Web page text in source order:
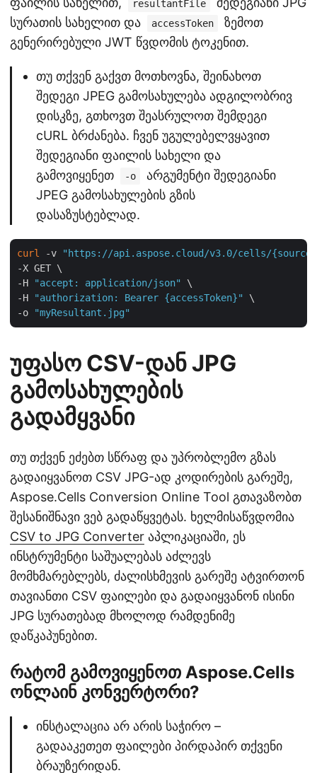
resultantFile
სურათის სახელით და
accessToken
ზემოთ
გენერირებული JWT წვდომის ტოკენით.
თუ თქვენ გაქვთ მოთხოვნა, შეინახოთ
შედეგი JPEG გამოსახულება ადგილობრივ
დისკზე, გთხოვთ შეასრულოთ შემდეგი
cURL ბრძანება. ჩვენ უგულებელვყავით
შედეგიანი ფაილის სახელი და
გამოვიყენეთ
-o
არგუმენტი შედეგიანი
JPEG გამოსახულების გზის
დასაზუსტებლად.
curl -v
"https://api.aspose.cloud/v3.0/cells/
-X GET \
-H
"accept: application/json"
\
-H
"authorization: Bearer {accessToken}"
\
-o
"myResultant.jpg"
უფასო CSV-დან JPG
გამოსახულების
გადამყვანი
თუ თქვენ ეძებთ სწრაფ და უპრობლემო გზას
გადაიყვანოთ CSV JPG-ად კოდირების გარეშე,
Aspose.Cells Conversion Online Tool გთავაზობთ
შესანიშნავი ვებ გადაწყვეტას. ხელმისაწვდომია
CSV to JPG Converter აპლიკაციაში, ეს
ინსტრუმენტი საშუალებას აძლევს
მომხმარებლებს, ძალისხმევის გარეშე ატვირთონ
თავიანთი CSV ფაილები და გადაიყვანონ ისინი
JPG სურათებად მხოლოდ რამდენიმე
დაწკაპუნებით.
რატომ გამოვიყენოთ Aspose.Cells
ონლაინ კონვერტორი?
ინსტალაცია არ არის საჭირო –
გადააკეთეთ ფაილები პირდაპირ თქვენი
ბრაუზერიდან.